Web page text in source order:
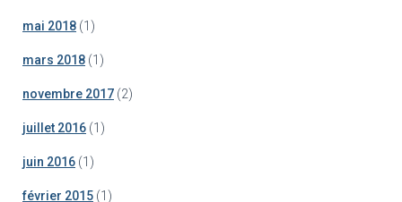
mai 2018 (1)
mars 2018 (1)
novembre 2017 (2)
juillet 2016 (1)
juin 2016 (1)
février 2015 (1)